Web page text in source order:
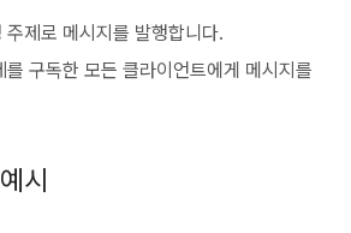
제로 메시지를 발행합니다.
구독한 모든 클라이언트에게 메시지를
시